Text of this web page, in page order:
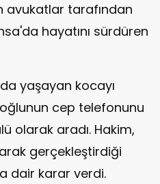
avukatlar tarafından
hayatını sürdüren
yaşayan kocayı
cep telefonunu
olarak aradı. Hakim,
gerçekleştirdiği
dair karar verdi.